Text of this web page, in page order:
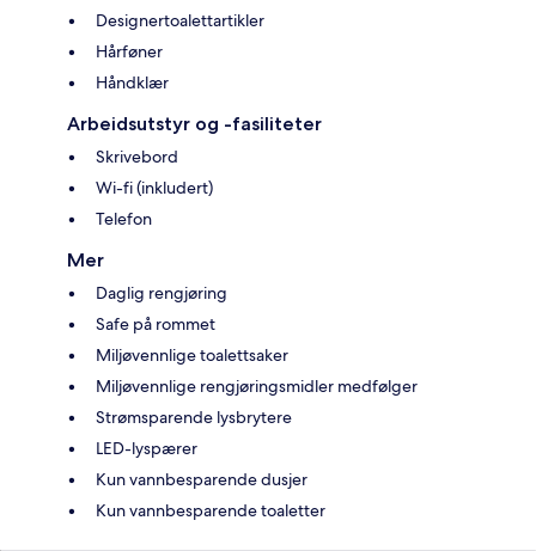
Designertoalettartikler
Hårføner
Håndklær
Arbeidsutstyr og -fasiliteter
Skrivebord
Wi-fi (inkludert)
Telefon
Mer
Daglig rengjøring
Safe på rommet
Miljøvennlige toalettsaker
Miljøvennlige rengjøringsmidler medfølger
Strømsparende lysbrytere
LED-lyspærer
Kun vannbesparende dusjer
Kun vannbesparende toaletter